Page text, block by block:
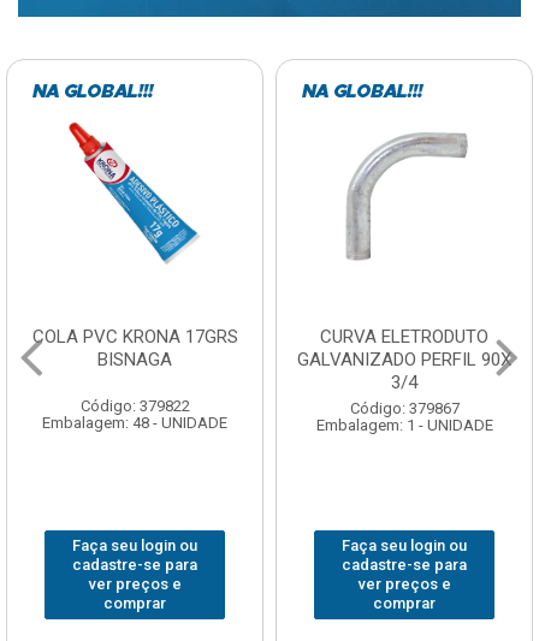
COLA PVC KRONA 17GRS
BISNAGA
Código: 379822
Embalagem: 48 - UNIDADE
Faça seu login ou
cadastre-se para
ver preços e
comprar
CURVA ELETRODUTO
GALVANIZADO PERFIL 90X
3/4
Código: 379867
Embalagem: 1 - UNIDADE
Faça seu login ou
cadastre-se para
ver preços e
comprar